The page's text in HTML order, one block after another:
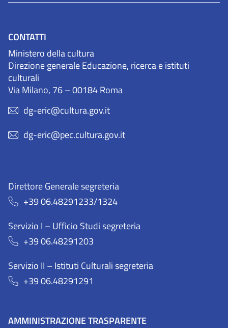
CONTATTI
Ministero della cultura
Direzione generale Educazione, ricerca e istituti
culturali
Via Milano, 76 – 00184 Roma
dg-eric@cultura.gov.it
dg-eric@pec.cultura.gov.it
Direttore Generale segreteria
+39 06.48291233/1324
Servizio I – Ufficio Studi segreteria
+39 06.48291203
Servizio II – Istituti Culturali segreteria
+39 06.48291291
AMMINISTRAZIONE TRASPARENTE